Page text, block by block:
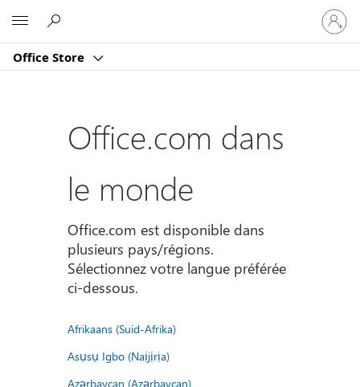
Office Store
vous
à
compte
Office.com dans
le monde
Office.com est disponible dans
plusieurs pays/régions.
Sélectionnez votre langue préférée
ci-dessous.
Afrikaans (Suid-Afrika)
Asụsụ Igbo (Naịjịrịa)
Azərbaycan (Azərbaycan)